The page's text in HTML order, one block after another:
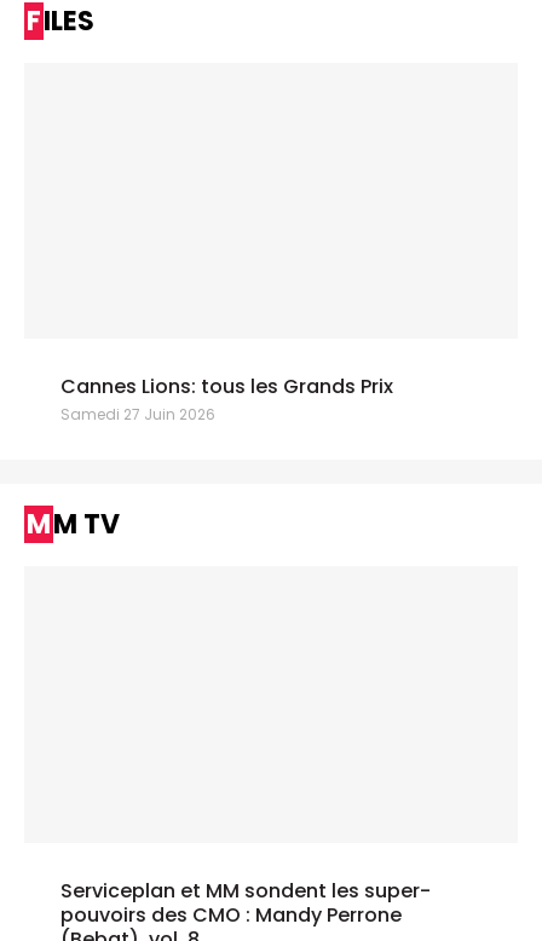
FILES
Cannes Lions: tous les Grands Prix
Samedi 27 Juin 2026
MM TV
Serviceplan et MM sondent les super-
pouvoirs des CMO : Mandy Perrone